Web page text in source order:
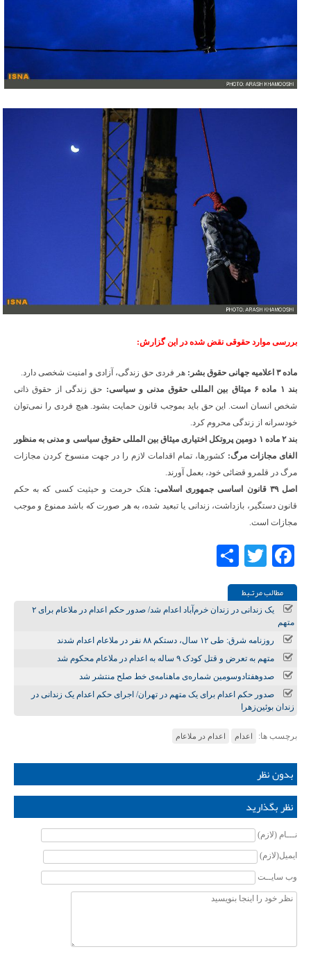
بررسی موارد حقوقی نقض شده در این گزارش:
ماده ۳ اعلامیه جهانی حقوق بشر:
هر فردی حق زندگی، آزادی و امنیت شخصی دارد.
بند ۱ ماده ۶ میثاق بین المللی حقوق مدنی و سیاسی:
حق زندگی از حقوق ذاتی
شخص انسان است. این حق باید بموجب قانون حمایت بشود. هیچ فردی را نمی‌توان
خودسرانه از زندگی محروم کرد.
بند ۲ ماده ۱ دومین پروتکل اختیاری میثاق بین المللی حقوق سیاسی و مدنی به منظور
الغای مجازات مرگ: کشور‌ها، تمام اقدامات لازم را در جهت منسوخ کردن مجازات
مرگ در قلمرو قضائی خود، بعمل آورند.
اصل ۳۹ قانون اساسی جمهوری اسلامی:
هتک حرمت و حیثیت کسی که به حکم
قانون دستگیر، بازداشت، زندانی یا تبعید شده، به هر صورت که باشد ممنوع و موجب
مجازات است.
Facebook
Twitter
مطالب مرتـبط
یک زندانی در زندان خرم‌آباد اعدام شد/ صدور حکم اعدام در ملاعام برای ۲
متهم
روزنامه شرق: طی ۱۲ سال، دستکم ۸۸ نفر در ملاعام اعدام شدند
متهم به تعرض و قتل کودک ۹ ساله به اعدام در ملاعام محکوم شد
صدوهفتادوسومین شماره‌ی ماهنامه‌ی خط صلح منتشر شد
صدور حکم اعدام برای یک متهم در تهران/ اجرای حکم اعدام یک زندانی در
زندان بوئین‌زهرا
برچسب ها: اعدام اعدام در ملاعام
بدون نظر
نظر بگذارید
نـــام (لازم)
ایمیل(لازم)
وب سایــت